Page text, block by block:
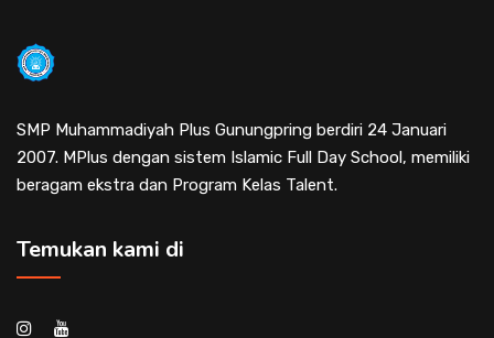
SMP Muhammadiyah Plus Gunungpring berdiri 24 Januari
2007. MPlus dengan sistem Islamic Full Day School, memiliki
beragam ekstra dan Program Kelas Talent.
Temukan kami di